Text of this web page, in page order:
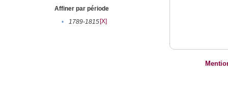
Affiner par période
•
1789-1815[X]